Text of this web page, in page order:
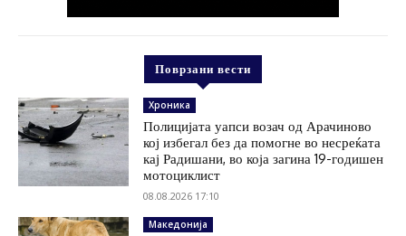
Поврзани вести
Хроника
Полицијата уапси возач од Арачиново
кој избегал без да помогне во несреќата
кај Радишани, во која загина 19-годишен
мотоциклист
08.08.2026 17:10
Македонија